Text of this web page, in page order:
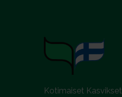
Kotimaiset Kasvikset